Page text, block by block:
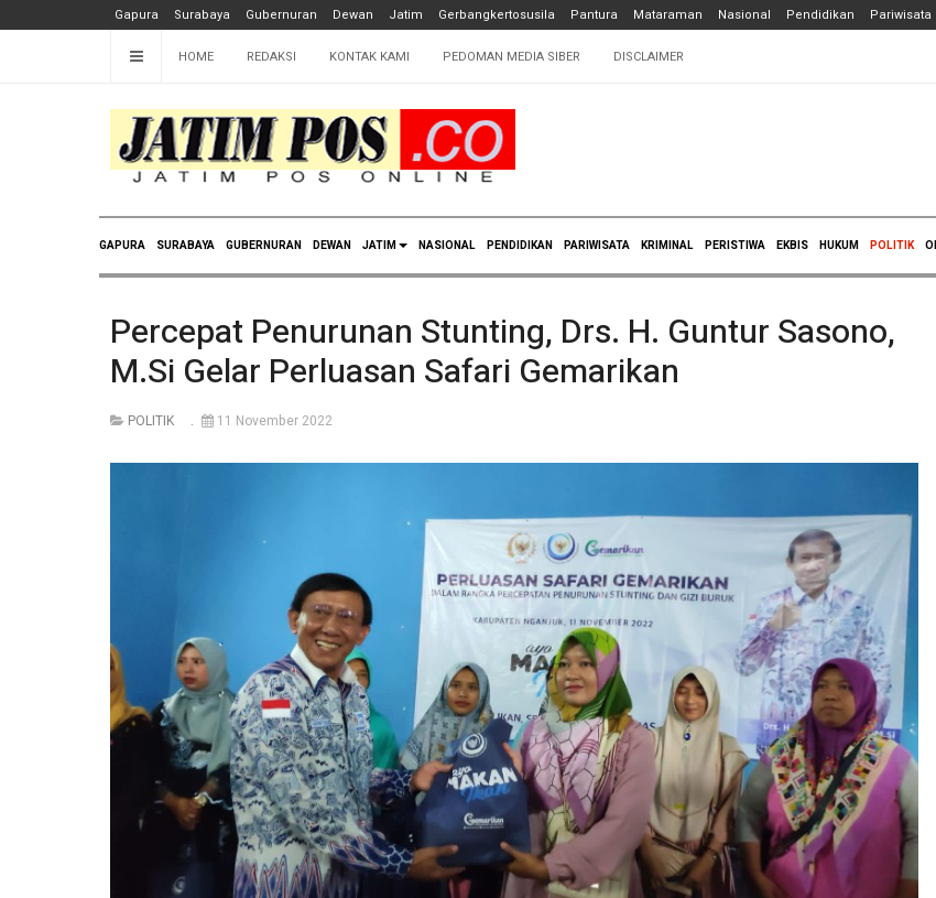
Gapura Surabaya Gubernuran Dewan Jatim Gerbangkertosusila Pantura Mataraman Nasional Pendidikan Pariwisata
HOME REDAKSI KONTAK KAMI PEDOMAN MEDIA SIBER DISCLAIMER
GAPURA SURABAYA GUBERNURAN DEWAN JATIM NASIONAL PENDIDIKAN PARIWISATA KRIMINAL PERISTIWA EKBIS HUKUM POLITIK
Percepat Penurunan Stunting, Drs. H. Guntur Sasono,
M.Si Gelar Perluasan Safari Gemarikan
POLITIK 11 November 2022